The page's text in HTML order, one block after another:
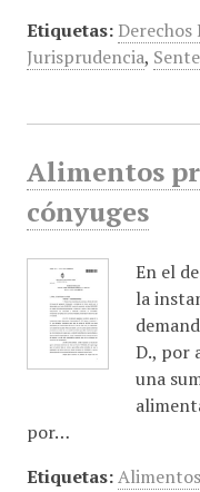
Etiquetas: Derechos
Jurisprudencia,
Alimentos
cónyuges
En el
la
D., por
una
por…
Etiquetas: Alimentos